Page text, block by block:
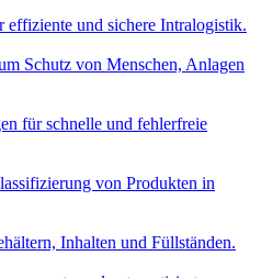
effiziente und sichere Intralogistik.
Schutz von Menschen, Anlagen
für schnelle und fehlerfreie
von Produkten in
Inhalten und Füllständen.